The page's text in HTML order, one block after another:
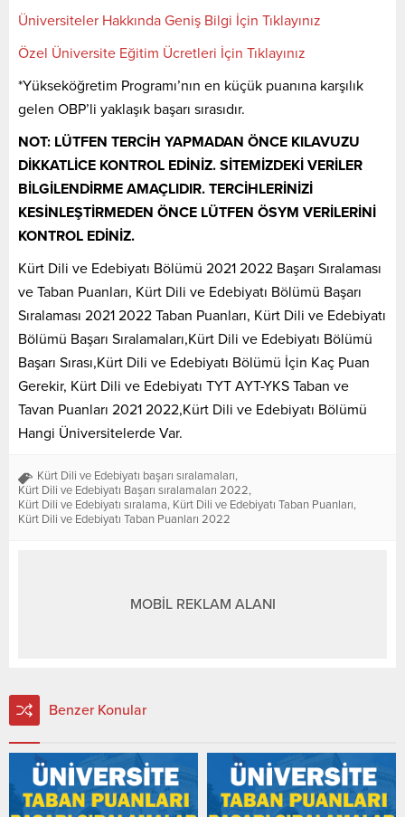
Üniversiteler Hakkında Geniş Bilgi İçin Tıklayınız
Özel Üniversite Eğitim Ücretleri İçin Tıklayınız
*Yükseköğretim Programı’nın en küçük puanına karşılık
gelen OBP’li yaklaşık başarı sırasıdır.
NOT: LÜTFEN TERCİH YAPMADAN ÖNCE KILAVUZU
DİKKATLİCE KONTROL EDİNİZ. SİTEMİZDEKİ VERİLER
BİLGİLENDİRME AMAÇLIDIR. TERCİHLERİNİZİ
KESİNLEŞTİRMEDEN ÖNCE LÜTFEN ÖSYM VERİLERİNİ
KONTROL EDİNİZ.
Kürt Dili ve Edebiyatı Bölümü 2021 2022 Başarı Sıralaması
ve Taban Puanları, Kürt Dili ve Edebiyatı Bölümü Başarı
Sıralaması 2021 2022 Taban Puanları, Kürt Dili ve Edebiyatı
Bölümü Başarı Sıralamaları,Kürt Dili ve Edebiyatı Bölümü
Başarı Sırası,Kürt Dili ve Edebiyatı Bölümü İçin Kaç Puan
Gerekir, Kürt Dili ve Edebiyatı TYT AYT-YKS Taban ve
Tavan Puanları 2021 2022,Kürt Dili ve Edebiyatı Bölümü
Hangi Üniversitelerde Var.
Kürt Dili ve Edebiyatı başarı sıralamaları,
Kürt Dili ve Edebiyatı Başarı sıralamaları 2022,
Kürt Dili ve Edebiyatı sıralama, Kürt Dili ve Edebiyatı Taban Puanları,
Kürt Dili ve Edebiyatı Taban Puanları 2022
MOBİL REKLAM ALANI
Benzer Konular